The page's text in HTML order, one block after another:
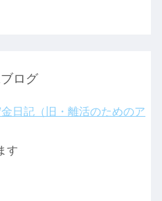
ログ
日記（旧・離活のためのア
す